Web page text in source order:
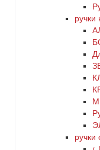
ручки
ручки